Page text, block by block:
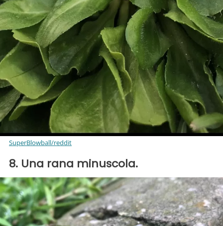
SuperBlowball/reddit
8. Una rana minuscola.